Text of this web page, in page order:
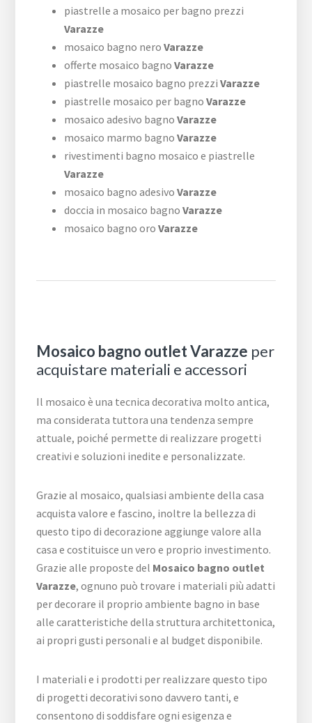
piastrelle a mosaico per bagno prezzi
Varazze
mosaico bagno nero Varazze
offerte mosaico bagno Varazze
piastrelle mosaico bagno prezzi Varazze
piastrelle mosaico per bagno Varazze
mosaico adesivo bagno Varazze
mosaico marmo bagno Varazze
rivestimenti bagno mosaico e piastrelle
Varazze
mosaico bagno adesivo Varazze
doccia in mosaico bagno Varazze
mosaico bagno oro Varazze
Mosaico bagno outlet Varazze per
acquistare materiali e accessori
Il mosaico è una tecnica decorativa molto antica,
ma considerata tuttora una tendenza sempre
attuale, poiché permette di realizzare progetti
creativi e soluzioni inedite e personalizzate.
Grazie al mosaico, qualsiasi ambiente della casa
acquista valore e fascino, inoltre la bellezza di
questo tipo di decorazione aggiunge valore alla
casa e costituisce un vero e proprio investimento.
Grazie alle proposte del Mosaico bagno outlet
Varazze, ognuno può trovare i materiali più adatti
per decorare il proprio ambiente bagno in base
alle caratteristiche della struttura architettonica,
ai propri gusti personali e al budget disponibile.
I materiali e i prodotti per realizzare questo tipo
di progetti decorativi sono davvero tanti, e
consentono di soddisfare ogni esigenza e